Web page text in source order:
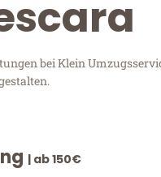
bei Klein
| ab 150€